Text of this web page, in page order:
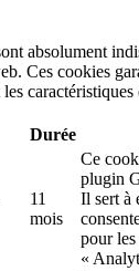
absolument
Ces cookies
Durée
11
mois
Ce
plugin
Il sert à
pour
«